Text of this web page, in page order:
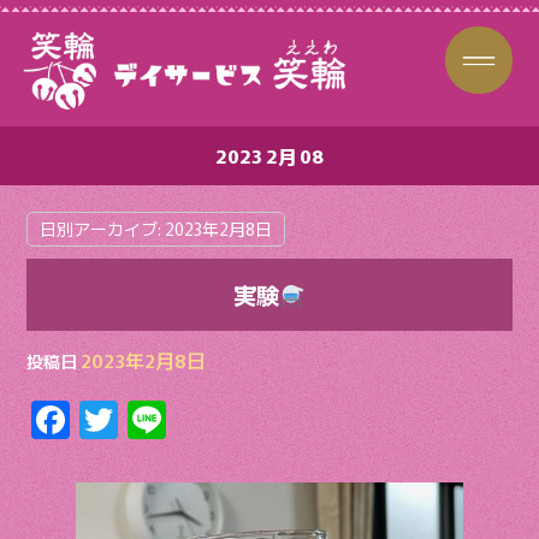
2023 2月 08
日別アーカイブ: 2023年2月8日
実験
投稿日 2023年2月8日
F
ac
e
T
w
itt
Li
n
e